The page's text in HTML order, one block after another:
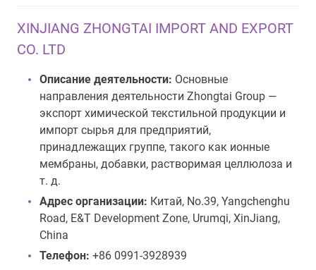
XINJIANG ZHONGTAI IMPORT AND EXPORT
CO. LTD
Описание деятельности: Основные
направления деятельности Zhongtai Group —
экспорт химической текстильной продукции и
импорт сырья для предприятий,
принадлежащих группе, такого как ионные
мембраны, добавки, растворимая целлюлоза и
т. д.
Адрес организации: Китай, No.39, Yangchenghu
Road, E&T Development Zone, Urumqi, XinJiang,
China
Телефон: +86 0991-3928939